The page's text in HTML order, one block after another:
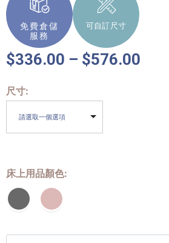
免費倉儲
服務
可自訂尺寸
$336.00 – $576.00
尺寸
請選取一個選項
床上用品顏色